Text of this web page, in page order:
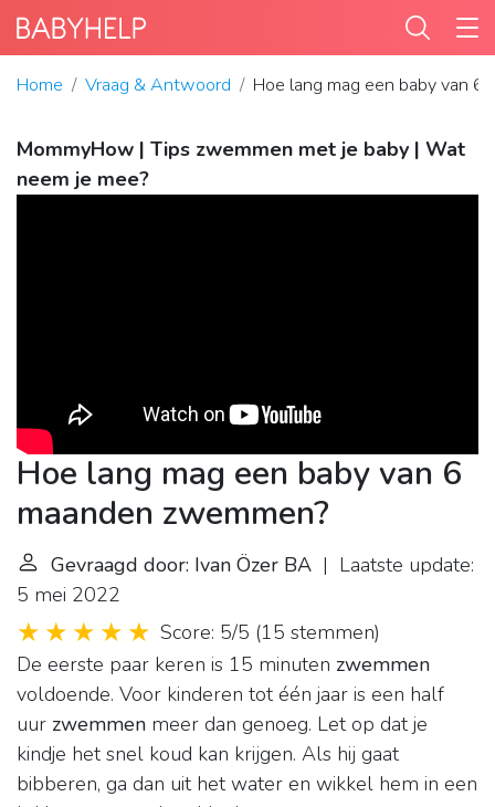
Home Vraag & Antwoord Hoe lang mag een baby van 6
MommyHow | Tips zwemmen met je baby | Wat
neem je mee?
Hoe lang mag een baby van 6
maanden zwemmen?
Gevraagd door: Ivan Özer BA | Laatste update:
5 mei 2022
Score: 5/5 (15 stemmen)
De eerste paar keren is 15 minuten zwemmen
voldoende. Voor kinderen tot één jaar is een half
uur zwemmen meer dan genoeg. Let op dat je
kindje het snel koud kan krijgen. Als hij gaat
bibberen, ga dan uit het water en wikkel hem in een